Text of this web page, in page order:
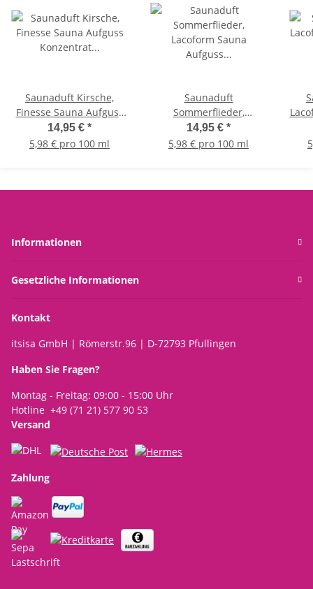
Saunaduft Kirsche,
Finesse Sauna Aufguss
Konzentrat 250ml,
Saunadüfte für Zuhause
14,95 € *
5,98 € pro 100 ml
Saunaduft
Sommerflieder,
Lacoform Sauna Aufguss
Konzentrat 250ml,
14,95 € *
5,98 € pro 100 ml
Informationen
Gesetzliche Informationen
Kontakt
itsisa GmbH | Römerstr.96 | D-72793 Pfullingen
Haben Sie Fragen?
Montag - Freitag: 09:00 - 15:00 Uhr
Hotline +49 (71 21) 577 90 53
Versand
Zahlung